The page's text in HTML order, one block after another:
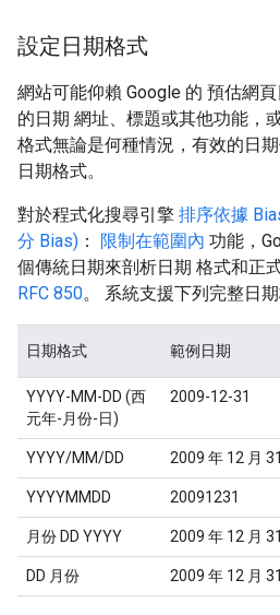
設定日期格式
網站可能仰賴 Google 的 預估網
的日期 網址、標題或其他功能，
格式無論是何種情況，有效的日
日期格式。
對於程式化搜尋引擎 排序依據
分 Bias) ： 限制在範圍內 功能，
個傳統日期來剖析日期 格式和正
RFC 850。 系統支援下列完整日期
日期格式 範例日期
YYYY-MM-DD (西
元年-月份-日)
2009-12-31
YYYY/MM/DD 2009 年 12 月
YYYYMMDD 20091231
月份 DD YYYY 2009 年 12 月
DD 月份 2009 年 12 月